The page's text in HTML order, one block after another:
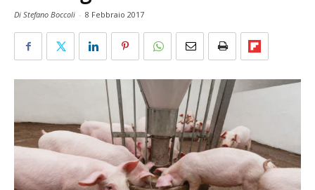
Di Stefano Boccoli - 8 Febbraio 2017